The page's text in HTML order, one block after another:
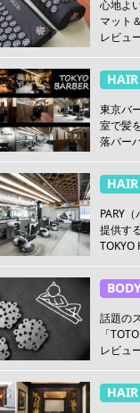
心地よ
マット
レビュ
HAIR
東京バ
室で髪
落バー
HAIR
PARY
提供す
TOKYO
話題の
「
レビュ
HAIR